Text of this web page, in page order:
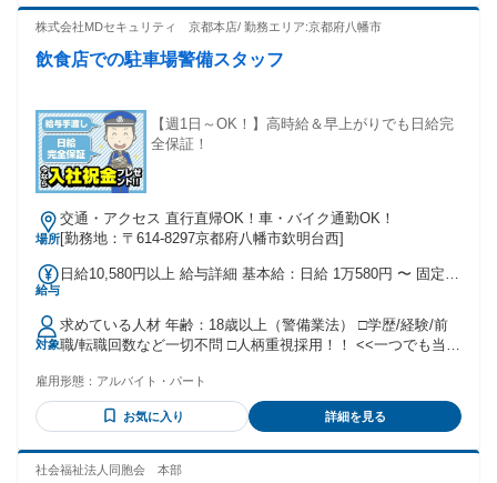
50,000円（※30日勤務支給） <<モデル収入イメージ>> ◆Aさ
ん／50代／週2日（8日）勤務 ∟月収8万4640円+手当/交通費
全額
を得たい方 ・手に職を付けたい方 ・土日はしっかり休みたい
株式会社MDセキュリティ 京都本店/ 勤務エリア:京都府八幡市
飲食店での駐車場警備スタッフ
【週1日～OK！】高時給＆早上がりでも日給完
全保証！
場所
交通・アクセス 直行直帰OK！車・バイク通勤OK！
[勤務地：〒614-8297京都府八幡市欽明台西]
給与
日給10,580円以上 給与詳細 基本給：日給 1万580円 〜 固定残
勤・家族手当金額：なし 全員に一律で支払われるその他手当
金額：なし 【無資格者の場合】 日給：10,580~ 円〜スタート
【交通誘導2級所持者の場合】 日給：11,580円～ ∟持ってい
るだけで日給UP！ ☆各種手当について ∟残業手当／運転手
手渡し/週払いOK（規定あり） ☆ご入社お祝い金プレゼン
ト！ ∟30,000円（※30日勤務支給） ∟交通誘導2級所持者：
50,000円（※30日勤務支給） <<モデル収入イメージ>> ◆Aさ
ん／50代／週1日（4日）勤務 ∟月収4万2320円+手当/交通費
対象
求めている人材 年齢：18歳以上（警備業法） □学歴/経験/前
職/転職回数など一切不問 □人柄重視採用！！ <<一つでも当て
・ブランクのある方 ・中高年やミドル層シニア層の方 ・ハロ
ーワークでお仕事お探しの方 ・警備関連の資格をお持ちの方
・久しぶりの社会復帰の方 ・Wワーク・副業希望の方 ・新し
を得たい方 ・手に職を付けたい方 ・土日はしっかり休みたい
雇用形態： アルバイト・パート
お気に入り 詳細を見る
社会福祉法人同胞会 本部